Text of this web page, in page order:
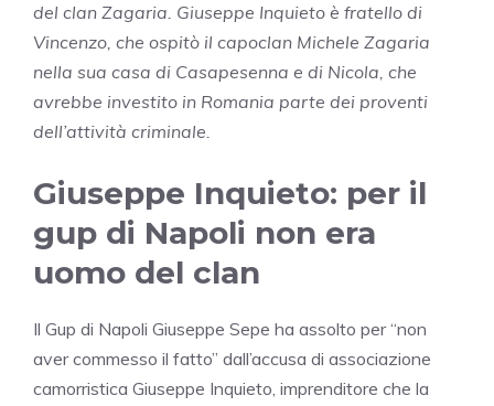
del clan Zagaria. Giuseppe Inquieto è fratello di
Vincenzo, che ospitò il capoclan Michele Zagaria
nella sua casa di Casapesenna e di Nicola, che
avrebbe investito in Romania parte dei proventi
dell’attività criminale.
Giuseppe Inquieto: per il
gup di Napoli non era
uomo del clan
Il Gup di Napoli Giuseppe Sepe ha assolto per “non
aver commesso il fatto” dall’accusa di associazione
camorristica Giuseppe Inquieto, imprenditore che la